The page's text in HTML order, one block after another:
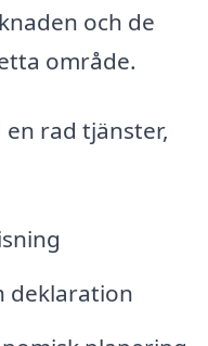
och de
område.
en rad tjänster,
deklaration